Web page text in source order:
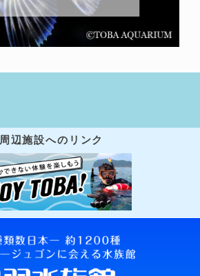
周辺施設へのリンク